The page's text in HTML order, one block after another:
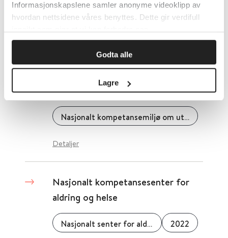
Informasjonskapslene samler anonyme videoklipp av
hvordan nettsidene våres benyttes. Dette gir verdifull
Godta alle
Lagre
Folkehelseinstituttet (FHI)
utviklingshemning (NAKU)
Nasjonalt kompetansemiljø om utviklingshemning (NAKU)
Detaljer
Nasjonalt kompetansesenter for
aldring og helse
Nasjonalt senter for aldring og helse 2022